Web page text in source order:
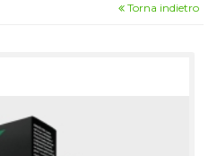
Torna indietro